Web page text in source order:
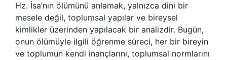
Hz. İsa’nın ölümünü anlamak, yalnızca dini bir
mesele değil, toplumsal yapılar ve bireysel
kimlikler üzerinden yapılacak bir analizdir. Bugün,
onun ölümüyle ilgili öğrenme süreci, her bir bireyin
ve toplumun kendi inançlarını, toplumsal normlarını